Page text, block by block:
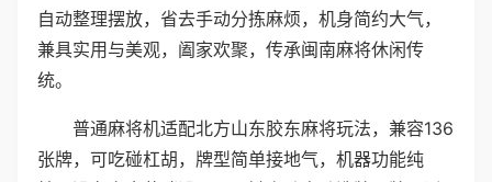
自动整理摆放，省去手动分拣麻烦，机身简约大气，
兼具实用与美观，阖家欢聚，传承闽南麻将休闲传
统。
普通麻将机适配北方山东胶东麻将玩法，兼容136
张牌，可吃碰杠胡，牌型简单接地气，机器功能纯